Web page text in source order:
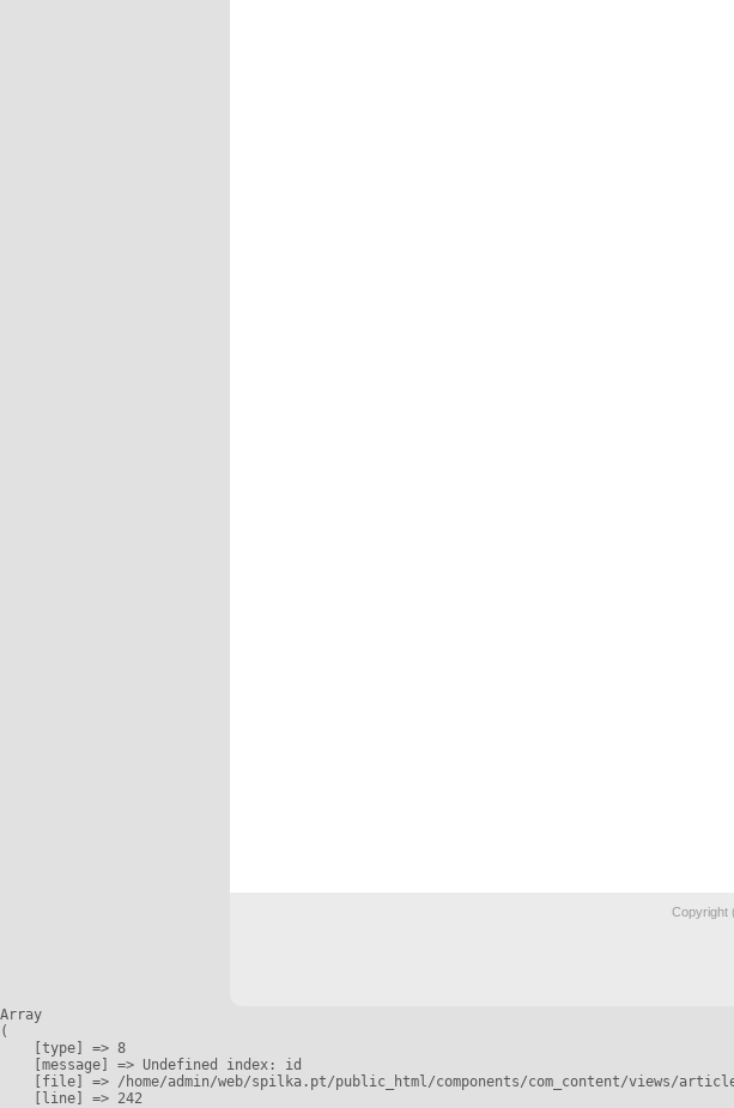
Copyright
Array
(
    [type] => 8
    [message] => Undefined index: id
[file] => /home/admin/web/spilka.pt/public_html/components/com_content/views/
    [line] => 242